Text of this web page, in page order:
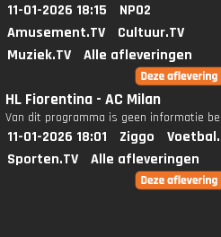
11-01-2026 18:15
NPO2
Amusement.TV
Cultuur.TV
Muziek.TV
Alle afleveringen
HL Fiorentina - AC Milan
Van dit programma is geen informatie
11-01-2026 18:01 Ziggo
Sporten.TV
Alle afleveringen